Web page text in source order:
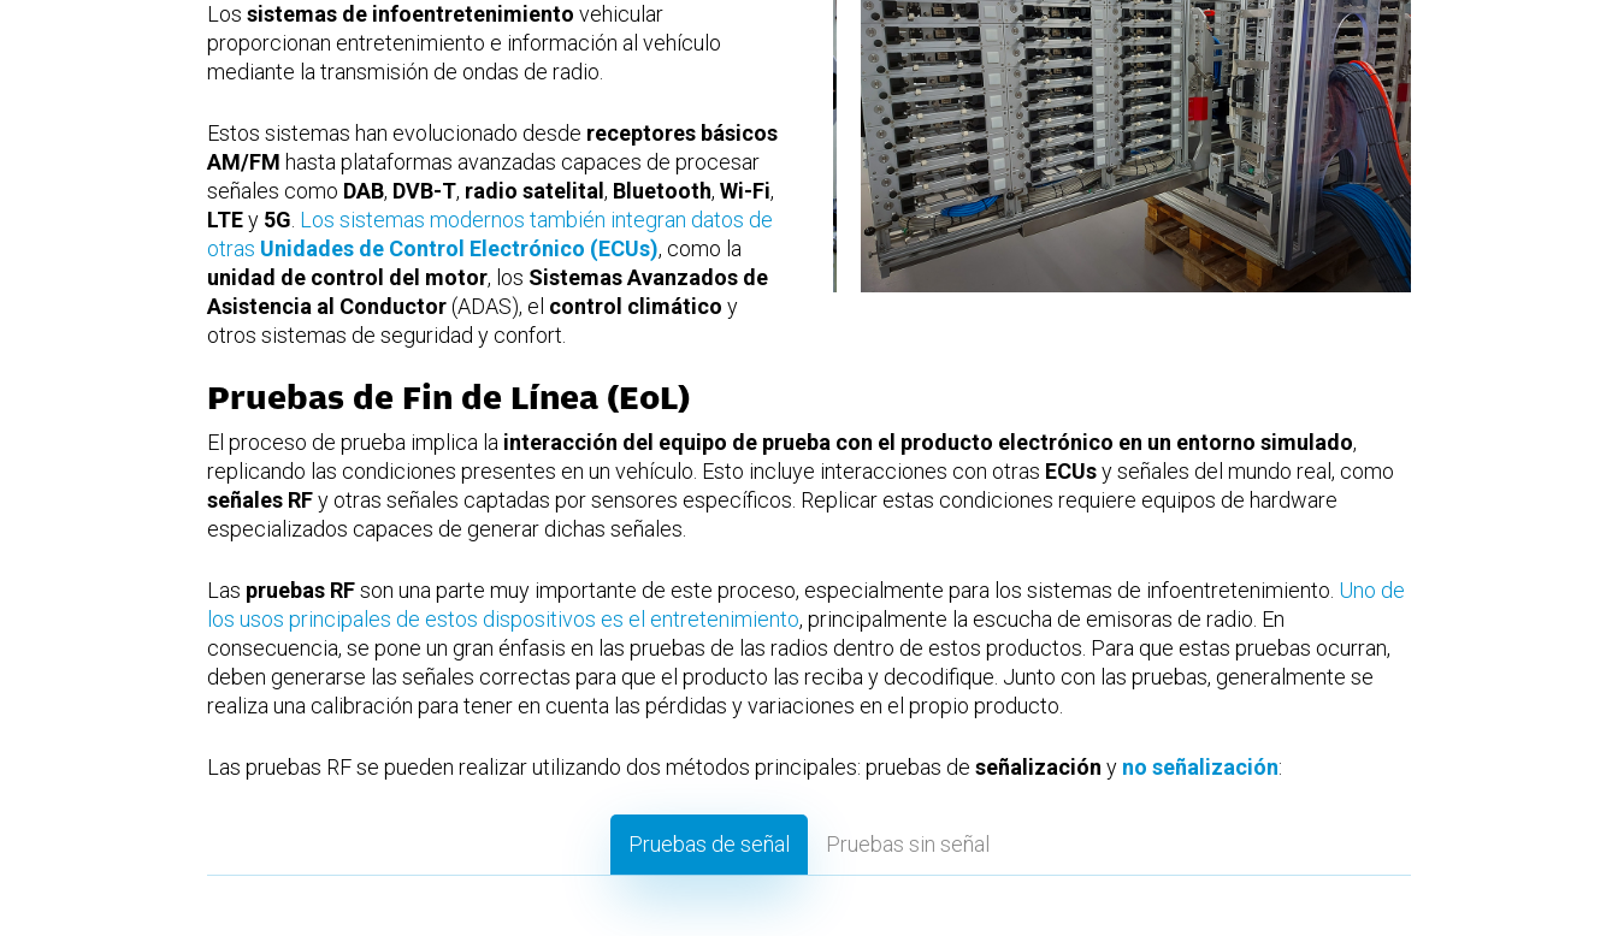
Los sistemas de infoentretenimiento vehicular
proporcionan entretenimiento e información al vehículo
mediante la transmisión de ondas de radio.
Estos sistemas han evolucionado desde receptores básicos
AM/FM hasta plataformas avanzadas capaces de procesar
señales como DAB, DVB-T, radio satelital , Bluetooth, Wi-Fi,
LTEy 5G. Los sistemas modernos también integran datos de
otras Unidades de Control Electrónico (ECUs), como la
unidad de control del motor, los Sistemas Avanzados de
Asistencia al Conductor(ADAS), el control climático y
otros sistemas de seguridad y confort.
Pruebas de Fin de Línea (EoL)
El proceso de prueba implica la interacción del equipo de prueba con el producto electrónico en un entorno simulado,
replicando las condiciones presentes en un vehículo. Esto incluye interacciones con otras ECUsy señales del mundo real, como
señales RFy otras señales captadas por sensores específicos. Replicar estas condiciones requiere equipos de hardware
especializados capaces de generar dichas señales.
Las pruebas RFson una parte muy importante de este proceso, especialmente para los sistemas de infoentretenimiento. Uno de
los usos principales de estos dispositivos es el entretenimiento, principalmente la escucha de emisoras de radio. En
consecuencia, se pone un gran énfasis en las pruebas de las radios dentro de estos productos. Para que estas pruebas ocurran,
deben generarse las señales correctas para que el producto las reciba y decodifique. Junto con las pruebas, generalmente se
realiza una calibración para tener en cuenta las pérdidas y variaciones en el propio producto.
Las pruebas RF se pueden realizar utilizando dos métodos principales: pruebas de señalización y no señalización:
Pruebas de señal Pruebas sin señal